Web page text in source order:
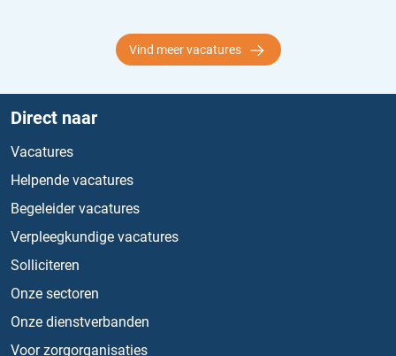
Vind meer vacatures
Direct naar
Vacatures
Helpende vacatures
Begeleider vacatures
Verpleegkundige vacatures
Solliciteren
Onze sectoren
Onze dienstverbanden
Voor zorgorganisaties